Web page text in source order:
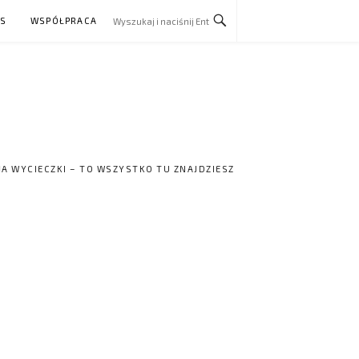
WSPÓŁPRACA
WYCIECZKI – TO WSZYSTKO TU ZNAJDZIESZ